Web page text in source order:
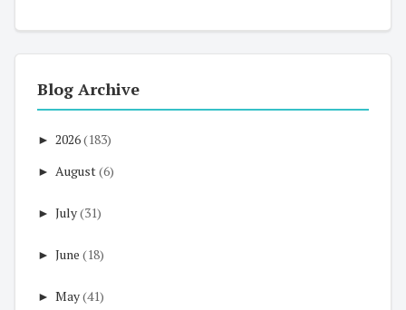
Blog Archive
► 2026(183)
► August(6)
► July(31)
► June (18)
► May(41)